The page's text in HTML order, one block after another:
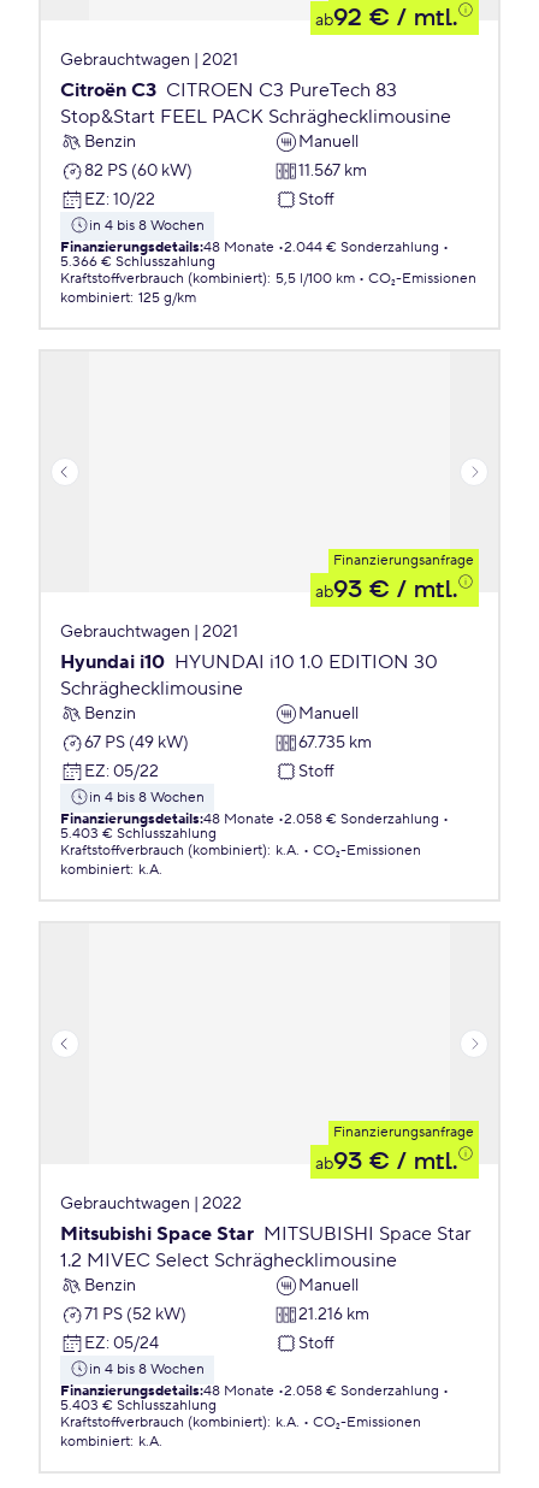
ab92 € / mtl.
Gebrauchtwagen | 2021
Citroën C3 CITROEN C3 PureTech 83
Stop&Start FEEL PACK Schräghecklimousine
Benzin
Manuell
82 PS (60 kW)
11.567 km
EZ: 10/22 Stoff
in 4 bis 8 Wochen
Finanzierungsdetails:48 Monate 2.044 € Sonderzahlung
5.366 € Schlusszahlung
Kraftstoffverbrauch (kombiniert): 5,5 l/100 km
CO₂-Emissionen
kombiniert: 125 g/km
Finanzierungsanfrage
ab93 € / mtl.
Gebrauchtwagen | 2021
Hyundai i10 HYUNDAI i10 1.0 EDITION 30
Schräghecklimousine
Benzin
Manuell
67 PS (49 kW)
67.735 km
EZ: 05/22 Stoff
in 4 bis 8 Wochen
Finanzierungsdetails:48 Monate 2.058 € Sonderzahlung
5.403 € Schlusszahlung
Kraftstoffverbrauch (kombiniert): k.A.
CO₂-Emissionen
kombiniert: k.A.
Finanzierungsanfrage
ab93 € / mtl.
Gebrauchtwagen | 2022
Mitsubishi Space Star MITSUBISHI Space Star
1.2 MIVEC Select Schräghecklimousine
Benzin
Manuell
71 PS (52 kW)
21.216 km
EZ: 05/24 Stoff
in 4 bis 8 Wochen
Finanzierungsdetails:48 Monate 2.058 € Sonderzahlung
5.403 € Schlusszahlung
Kraftstoffverbrauch (kombiniert): k.A.
CO₂-Emissionen
kombiniert: k.A.